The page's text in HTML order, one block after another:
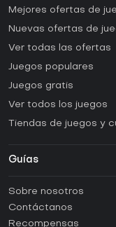
Mejores ofertas de
Nuevas ofertas de
Ver todas las ofertas
Juegos populares
Juegos gratis
Ver todos los juegos
Tiendas de juegos y
Guías
Guías y tutoriales
¿Cómo activar una
Sobre nosotros
Contáctanos
Recompensas